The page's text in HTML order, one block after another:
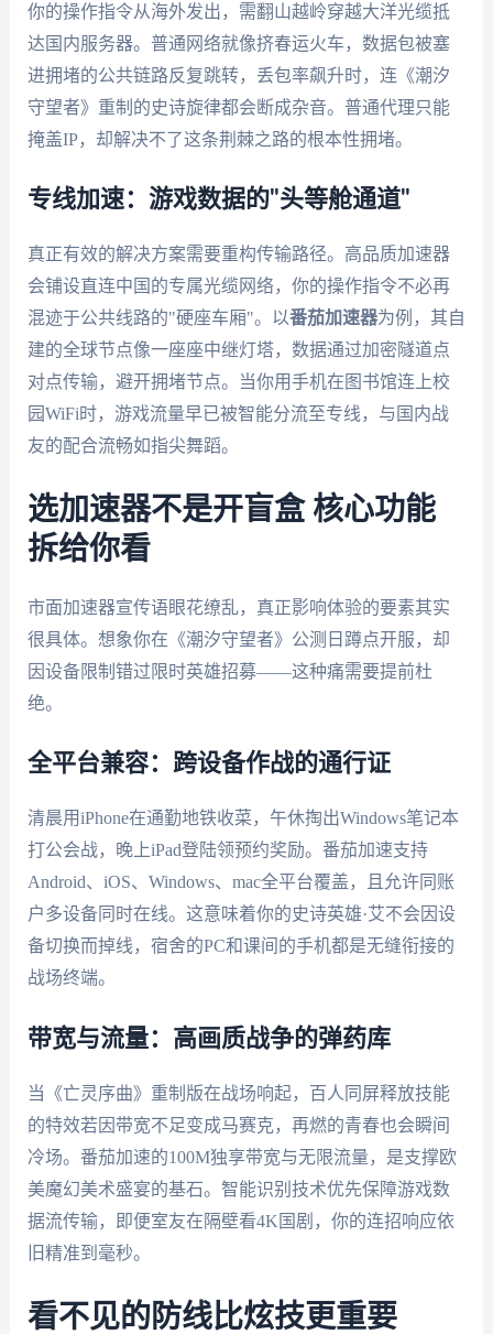
你的操作指令从海外发出，需翻山越岭穿越大洋光缆抵
达国内服务器。普通网络就像挤春运火车，数据包被塞
进拥堵的公共链路反复跳转，丢包率飙升时，连《潮汐
守望者》重制的史诗旋律都会断成杂音。普通代理只能
掩盖IP，却解决不了这条荆棘之路的根本性拥堵。
专线加速：游戏数据的"头等舱通道"
真正有效的解决方案需要重构传输路径。高品质加速器
会铺设直连中国的专属光缆网络，你的操作指令不必再
混迹于公共线路的"硬座车厢"。以番茄加速器为例，其自
建的全球节点像一座座中继灯塔，数据通过加密隧道点
对点传输，避开拥堵节点。当你用手机在图书馆连上校
园WiFi时，游戏流量早已被智能分流至专线，与国内战
友的配合流畅如指尖舞蹈。
选加速器不是开盲盒 核心功能
拆给你看
市面加速器宣传语眼花缭乱，真正影响体验的要素其实
很具体。想象你在《潮汐守望者》公测日蹲点开服，却
因设备限制错过限时英雄招募——这种痛需要提前杜
绝。
全平台兼容：跨设备作战的通行证
清晨用iPhone在通勤地铁收菜，午休掏出Windows笔记本
打公会战，晚上iPad登陆领预约奖励。番茄加速支持
Android、iOS、Windows、mac全平台覆盖，且允许同账
户多设备同时在线。这意味着你的史诗英雄·艾不会因设
备切换而掉线，宿舍的PC和课间的手机都是无缝衔接的
战场终端。
带宽与流量：高画质战争的弹药库
当《亡灵序曲》重制版在战场响起，百人同屏释放技能
的特效若因带宽不足变成马赛克，再燃的青春也会瞬间
冷场。番茄加速的100M独享带宽与无限流量，是支撑欧
美魔幻美术盛宴的基石。智能识别技术优先保障游戏数
据流传输，即便室友在隔壁看4K国剧，你的连招响应依
旧精准到毫秒。
看不见的防线比炫技更重要